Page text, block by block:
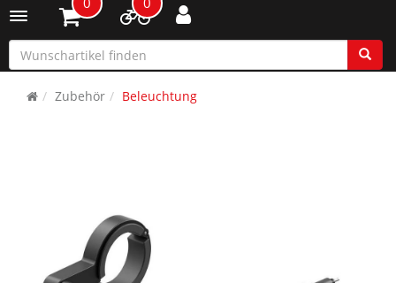
Toggle navigation
Zubehör Beleuchtung